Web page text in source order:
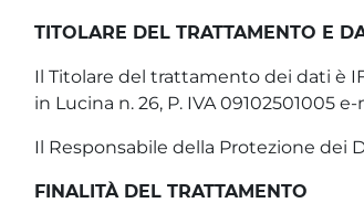
TITOLARE DEL TRATTAMENTO E
Il Titolare del trattamento dei dati è
in Lucina n. 26, P. IVA 09102501005
Il Responsabile della Protezione dei
FINALITÀ DEL TRATTAMENTO